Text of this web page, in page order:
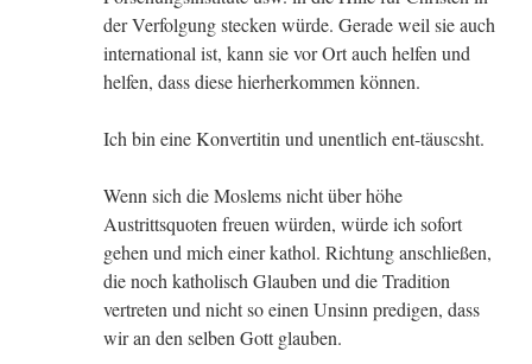
der Verfolgung stecken würde. Gerade weil sie auch
international ist, kann sie vor Ort auch helfen und
helfen, dass diese hierherkommen können.
Ich bin eine Konvertitin und unentlich ent-täuscsht.
Wenn sich die Moslems nicht über höhe
Austrittsquoten freuen würden, würde ich sofort
gehen und mich einer kathol. Richtung anschließen,
die noch katholisch Glauben und die Tradition
vertreten und nicht so einen Unsinn predigen, dass
wir an den selben Gott glauben.